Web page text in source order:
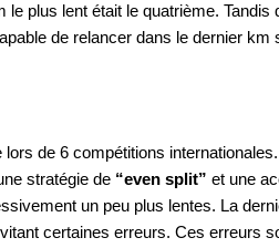
plus lent était le quatrième.
de relancer dans le dernier km
de 6 compétitions
stratégie de “even split” et une
un peu plus lentes. La
certaines erreurs. Ces erreurs